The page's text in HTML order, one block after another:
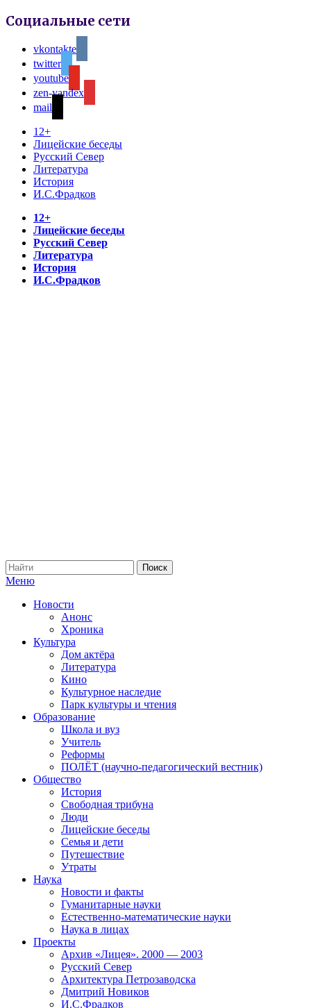
Социальные сети
vkontakte
twitter
youtube
zen-yandex
mail
12+
Лицейские беседы
Русский Север
Литература
История
И.С.Фрадков
12+
Лицейские беседы
Русский Север
Литература
История
И.С.Фрадков
Меню
Новости
Анонс
Хроника
Культура
Дом актёра
Литература
Кино
Культурное наследие
Парк культуры и чтения
Образование
Школа и вуз
Учитель
Реформы
ПОЛЁТ (научно-педагогический вестник)
Общество
История
Свободная трибуна
Люди
Лицейские беседы
Семья и дети
Путешествие
Утраты
Наука
Новости и факты
Гуманитарные науки
Естественно-математические науки
Наука в лицах
Проекты
Архив «Лицея». 2000 — 2003
Русский Север
Архитектура Петрозаводска
Дмитрий Новиков
И.С.Фрадков